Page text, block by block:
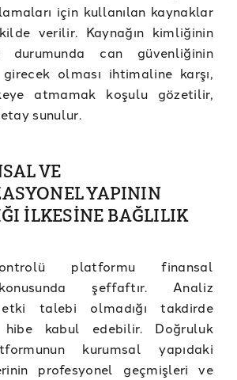
için kullanılan kaynaklar
verilir. Kaynağın kimliğinin
can güvenliğinin
olması ihtimaline karşı,
atmamak koşulu gözetilir,
sunulur.
VE
YAPININ
İLKESİNE BAĞLILIK
platformu finansal
şeffaftır. Analiz
etki talebi olmadığı takdirde
hibe kabul edebilir. Doğruluk
kurumsal yapıdaki
profesyonel geçmişleri ve